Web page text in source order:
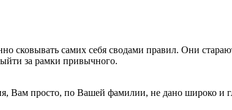
сковывать самих себя сводами правил. Они
за рамки привычного.
Вам просто, по Вашей фамилии, не дано широко и